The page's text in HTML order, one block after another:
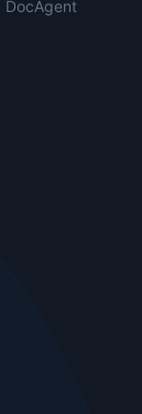
DocAgent